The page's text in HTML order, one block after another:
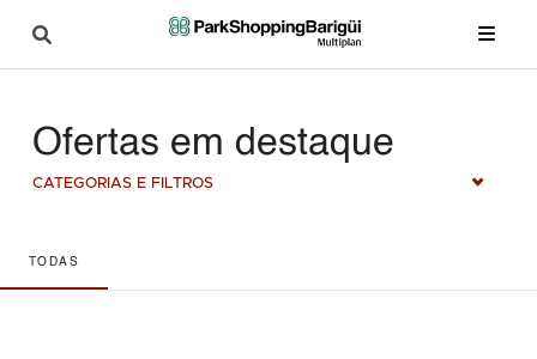
Ofertas em destaque
CATEGORIAS E FILTROS
TODAS